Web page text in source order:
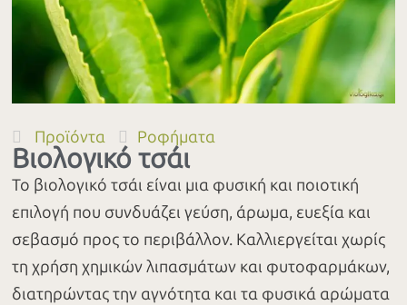
Προϊόντα Ροφήματα
Βιολογικό τσάι
Το βιολογικό τσάι είναι μια φυσική και ποιοτική
επιλογή που συνδυάζει γεύση, άρωμα, ευεξία και
σεβασμό προς το περιβάλλον. Καλλιεργείται χωρίς
τη χρήση χημικών λιπασμάτων και φυτοφαρμάκων,
διατηρώντας την αγνότητα και τα φυσικά αρώματα